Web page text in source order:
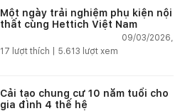
Một ngày trải nghiệm phụ kiện nội
thất cùng Hettich Việt Nam
09/03/2026,
17 lượt thích | 5.613 lượt xem
Cải tạo chung cư 10 năm tuổi cho
gia đình 4 thế hệ